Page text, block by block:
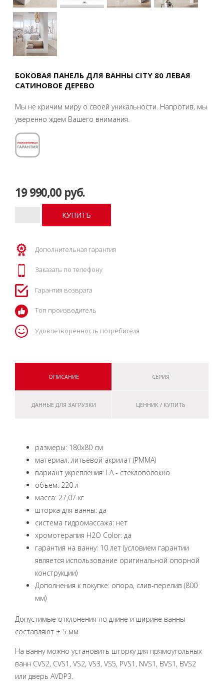
БОКОВАЯ ПАНЕЛЬ ДЛЯ ВАННЫ CITY 80 ЛЕВАЯ
САТИНОВОЕ ДЕРЕВО
Мы не кричим миру о своей уникальности. Напротив, мы
уверенно ждем Вашего внимания.
19 990,00 руб.
Дополнительная гарантия
Заказать по телефону
Гарантия возврата
Топ производитель
Удовлетворенность потребителя
ОПИСАНИЕ СЕРИЯ
ДАННЫЕ ДЛЯ ЗАГРУЗКИ ЦЕННИК / КУПИТЬ
размеры: 180x80 см
материал: литьевой акрилат (РММА)
вариант укрепления: LA - стекловолокно
объем: 220л
масса: 27,07 кг
шторка для ванны: да
система гидромассажа: нет
хромотерапия H2O Color: да
гарантия на ванну: 10 лет (условием гарантии
является использование оригинальной опорной
конструкции)
Дополнения к покупке: опора, слив-перелив (800
мм)
Допустимые отклонения по длине и ширине ванны
составляют ± 5 мм
На ванну можно установить шторку для прямоугольных
ванн CVS2, CVS1, VS2, VS3, VS5, PVS1, NVS1, BVS1, BVS2
или дверь AVDP3.